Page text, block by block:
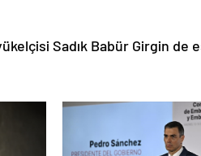
Sadık Babür Girgin de